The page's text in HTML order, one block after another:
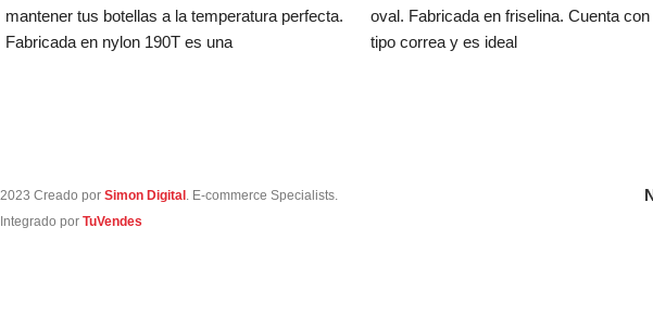
mantener tus botellas a la temperatura perfecta.
Fabricada en nylon 190T es una
oval. Fabricada en friselina. Cuenta
tipo correa y es ideal
2023 Creado por Simon Digital . E-commerce Specialists.
Integrado por TuVendes